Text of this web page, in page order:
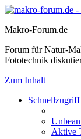
Makro-Forum.de
Forum für Natur-
Fototechnik
Zum Inhalt
Schnellzugriff
Aktive